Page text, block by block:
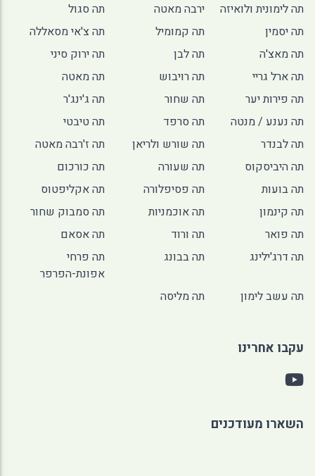
תה לימונית ולואיזה
ירבה מאטה
תה סגול
תה יסמין
תה קמומיל
תה צ'אי מסאללה
תה מאצ'ה
תה לבן
תה ירוק סיני
תה ארל גריי
תה רויבוש
תה מאטה
תה פירות יער
תה שחור
תה ג'ינג'ר
תה נענע / מנטה
תה סרפד
תה טיבטי
תה לבנדר
תה שורש ולריאן
תה ז'רבה מאטה
תה היביסקוס
תה שעורה
תה כורכום
תה בועות
תה פסיפלורה
תה אקליפטוס
תה קינמון
תה אוכמניות
תה סמבוק שחור
תה פואר
תה ורוד
תה אסאם
תה דרג'ילינג
תה בבונג
תה פרחי
אפונת-הפרפר
תה עשב לימון
תה מליסה
עקבו אחרינו
השארו מעודכנים